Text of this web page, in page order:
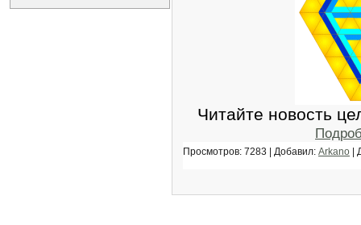
Читайте новость
Просмотров: 7283 | Добавил: Arkano |